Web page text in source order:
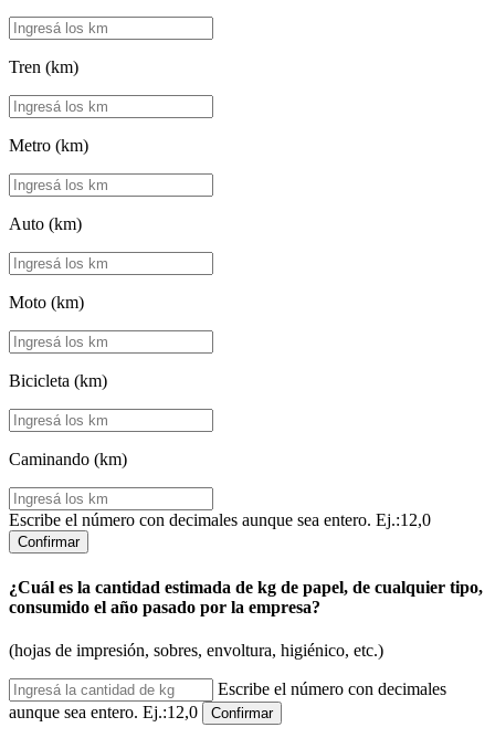
Tren (km)
Metro (km)
Auto (km)
Moto (km)
Bicicleta (km)
Caminando (km)
Escribe el número con decimales aunque sea entero. Ej.:12,0
Confirmar
¿Cuál es la cantidad estimada de kg de papel, de cualquier tipo,
consumido el año pasado por la empresa?
(hojas de impresión, sobres, envoltura, higiénico, etc.)
Escribe el número con decimales
aunque sea entero. Ej.:12,0
Confirmar